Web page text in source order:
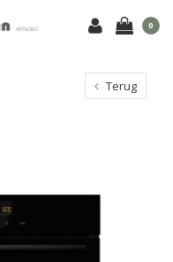
0
Terug